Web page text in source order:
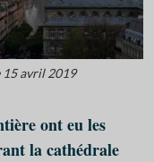
15 avril 2019
ont eu les
la cathédrale